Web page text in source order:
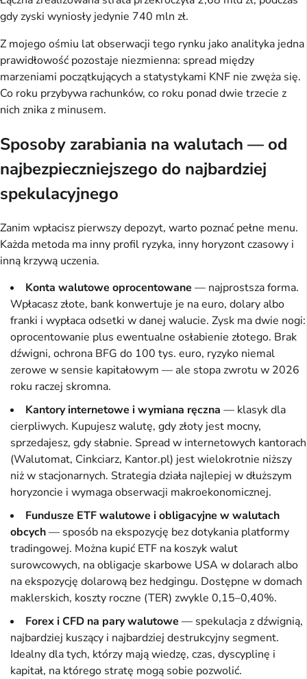
gdy zyski wyniosły jedynie 740 mln zł.
Z mojego ośmiu lat obserwacji tego rynku jako analityka jedna
prawidłowość pozostaje niezmienna: spread między
marzeniami początkujących a statystykami KNF nie zwęża się.
Co roku przybywa rachunków, co roku ponad dwie trzecie z
nich znika z minusem.
Sposoby zarabiania na walutach — od
najbezpieczniejszego do najbardziej
spekulacyjnego
Zanim wpłacisz pierwszy depozyt, warto poznać pełne menu.
Każda metoda ma inny profil ryzyka, inny horyzont czasowy i
inną krzywą uczenia.
Konta walutowe oprocentowane — najprostsza forma.
Wpłacasz złote, bank konwertuje je na euro, dolary albo
franki i wypłaca odsetki w danej walucie. Zysk ma dwie nogi:
oprocentowanie plus ewentualne osłabienie złotego. Brak
dźwigni, ochrona BFG do 100 tys. euro, ryzyko niemal
zerowe w sensie kapitałowym — ale stopa zwrotu w 2026
roku raczej skromna.
Kantory internetowe i wymiana ręczna — klasyk dla
cierpliwych. Kupujesz walutę, gdy złoty jest mocny,
sprzedajesz, gdy słabnie. Spread w internetowych kantorach
(Walutomat, Cinkciarz, Kantor.pl) jest wielokrotnie niższy
niż w stacjonarnych. Strategia działa najlepiej w dłuższym
horyzoncie i wymaga obserwacji makroekonomicznej.
Fundusze ETF walutowe i obligacyjne w walutach
obcych— sposób na ekspozycję bez dotykania platformy
tradingowej. Można kupić ETF na koszyk walut
surowcowych, na obligacje skarbowe USA w dolarach albo
na ekspozycję dolarową bez hedgingu. Dostępne w domach
maklerskich, koszty roczne (TER) zwykle 0,15–0,40%.
Forex i CFD na pary walutowe — spekulacja z dźwignią,
najbardziej kuszący i najbardziej destrukcyjny segment.
Idealny dla tych, którzy mają wiedzę, czas, dyscyplinę i
kapitał, na którego stratę mogą sobie pozwolić.